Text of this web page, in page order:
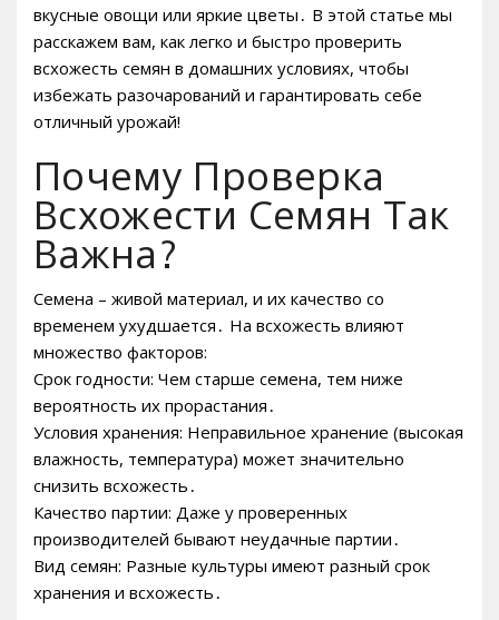
вкусные овощи или яркие цветы․ В этой статье мы
расскажем вам, как легко и быстро проверить
всхожесть семян в домашних условиях, чтобы
избежать разочарований и гарантировать себе
отличный урожай!
Почему Проверка
Всхожести Семян Так
Важна?
Семена – живой материал, и их качество со
временем ухудшается․ На всхожесть влияют
множество факторов:
Срок годности: Чем старше семена, тем ниже
вероятность их прорастания․
Условия хранения: Неправильное хранение (высокая
влажность, температура) может значительно
снизить всхожесть․
Качество партии: Даже у проверенных
производителей бывают неудачные партии․
Вид семян: Разные культуры имеют разный срок
хранения и всхожесть․